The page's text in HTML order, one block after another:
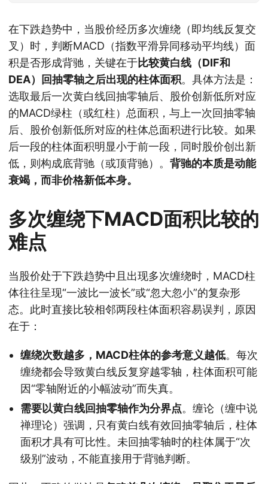
在下跌趋势中，当股价经历多次缠绕（即均线反复交
叉）时，判断MACD（指数平滑异同移动平均线）面
积是否形成背驰，关键在于比较黄白线（DIF和
DEA）回抽零轴之后出现的柱体面积。具体方法是：
选取最后一次黄白线回抽零轴后、股价创新低所对应
的MACD绿柱（或红柱）总面积，与上一次回抽零轴
后、股价创新低所对应的柱体总面积进行比较。如果
后一段的柱体面积明显小于前一段，同时股价创出新
低，则构成底背驰（或顶背驰）。 背驰的本质是动能
衰竭，而非价格新低本身。
多次缠绕下MACD面积比较的
难点
当股价处于下跌趋势中且出现多次缠绕时，MACD柱
体往往呈现“一波比一波长”或“忽大忽小”的复杂形
态。此时直接比较相邻两段柱体面积容易误判，原因
在于：
缠绕次数越多，MACD柱体的参考意义越低。每次
缠绕都会导致黄白线反复穿越零轴，柱体面积可能
因“零轴附近的小幅波动”而失真。
需要以黄白线回抽零轴作为分界点。缠论（缠中说
禅理论）强调，只有黄白线有效回抽零轴后，柱体
面积才具有可比性。未回抽零轴时的柱体属于“次
级别”波动，不能直接用于背驰判断。